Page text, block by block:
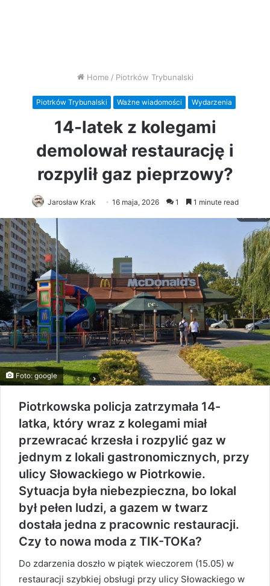
Home / Piotrków Trybunalski
Piotrków Trybunalski Ważne wiadomości Wydarzenia
14-latek z kolegami
demolował restaurację i
rozpylił gaz pieprzowy?
Jarosław Krak 16 maja, 2026 1 1 minute read
Foto: google
Piotrkowska policja zatrzymała 14-
latka, który wraz z kolegami miał
przewracać krzesła i rozpylić gaz w
jednym z lokali gastronomicznych, przy
ulicy Słowackiego w Piotrkowie.
Sytuacja była niebezpieczna, bo lokal
był pełen ludzi, a gazem w twarz
dostała jedna z pracownic restauracji.
Czy to nowa moda z TIK-TOKa?
Do zdarzenia doszło w piątek wieczorem (15.05) w
restauracji szybkiej obsługi przy ulicy Słowackiego w